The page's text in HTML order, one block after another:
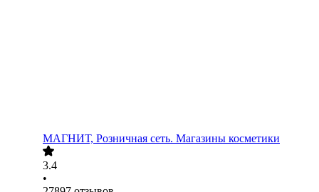
МАГНИТ, Розничная сеть. Магазины косметики
3.4
•